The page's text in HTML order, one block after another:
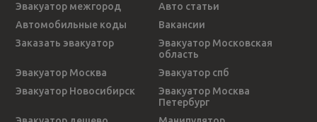
Эвакуатор межгород
Авто статьи
Автомобильные коды
Вакансии
Заказать эвакуатор
Эвакуатор Московская
область
Эвакуатор Москва
Эвакуатор спб
Эвакуатор Новосибирск
Эвакуатор Москва
Петербург